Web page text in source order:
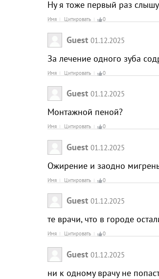
Ну я тоже первый раз
Имя Цитировать 0
Guest 01.12.2025
За лечение одного зуба
Имя Цитировать 0
Guest 01.12.2025
Монтажной пеной?
Имя Цитировать 0
Guest 01.12.2025
Ожирение и заодно
Имя Цитировать 0
Guest 01.12.2025
те врачи, что в городе
Имя Цитировать 0
Guest 01.12.2025
ни к одному врачу не